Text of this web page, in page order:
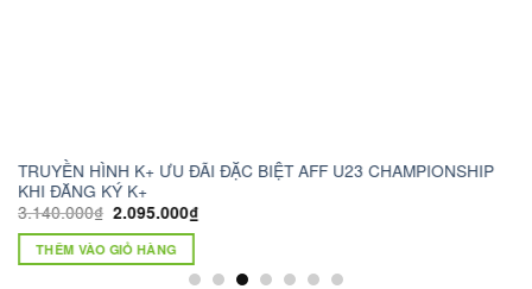
K+ ƯU ĐÃI ĐẶC BIỆT AFF U23 CHAMPIONSHIP
K+
₫
HÀNG
camera wifi xoay